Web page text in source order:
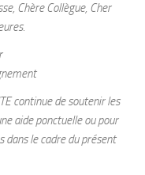
Chère Collègue, Cher
continue de soutenir les
aide ponctuelle ou pour
dans le cadre du présent